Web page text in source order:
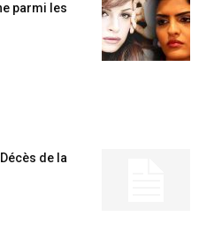
parmi les
de la